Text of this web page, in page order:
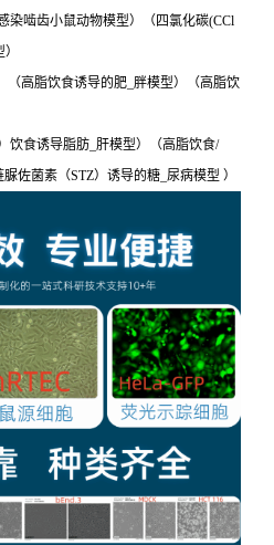
染啮齿小鼠动物模型）（四氯化碳(CCl
（高脂饮食诱导的肥_胖模型）（高脂饮
饮食诱导脂肪_肝模型）（高脂饮食/
佐菌素（STZ）诱导的糖_尿病模型 ）